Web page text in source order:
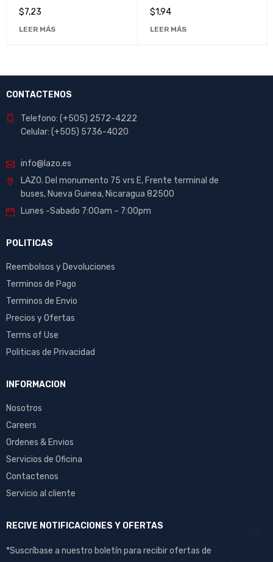
$7,23
LEER MÁS
Dispositivo en
Multifuncional"
$1,94
LEER MÁS
CONTACTENOS
Telefono: (+505) 2572-4222
Celular: (+505) 5736-4020
info@lazo.es
LAZO. Del monumento 75 vrs E, Frente terminal de
buses, Nueva Guinea, Nicaragua 82500
Lunes -Sabado 7:00am – 7:00pm
POLITICAS
Reembolsos y Devoluciones
Terminos de Pago
Terminos de Envio
Precios y Ofertas
Terms of Use
Politicas de Privacidad
INFORMACION
Nosotros
Careers
Ordenes & Envios
Servicios de Oficina
Contactenos
Servicio al cliente
RECIVE NOTIFICACIONES Y OFERTAS
*Suscríbase a nuestro boletín para recibir ofertas de